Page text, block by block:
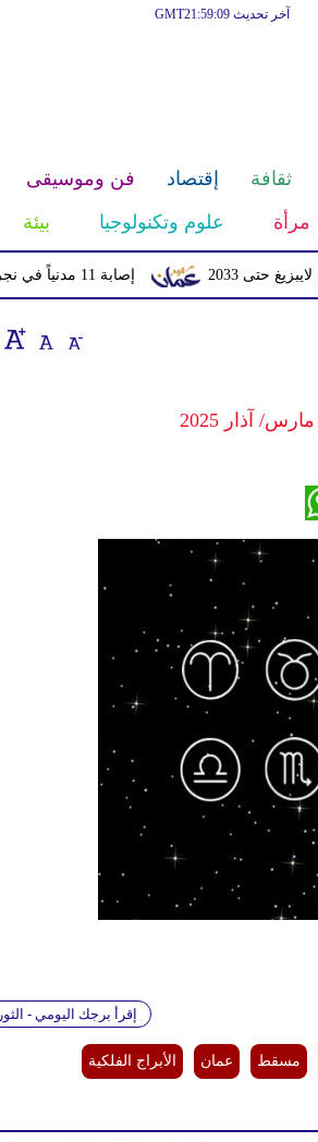
آخر تحديث GMT21:59:09
ثقافة إقتصاد فن وموسيقى
مرأة علوم وتكنولوجيا بيئة
إصابة 11 مدنياً في نجران جراء اعتداءات حوثية بالمقذوفات
آذار 2025
إقرأ برجك اليومي - الثور
مسقط عمان الأبراج الفلكية